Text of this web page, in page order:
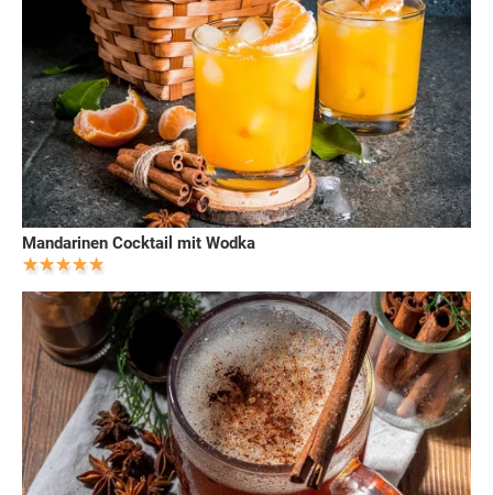
Mandarinen Cocktail mit Wodka